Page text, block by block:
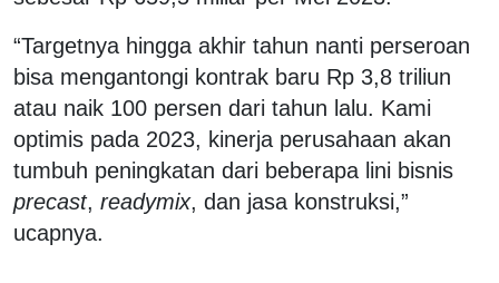
“Targetnya hingga akhir tahun nanti perseroan
bisa mengantongi kontrak baru Rp 3,8 triliun
atau naik 100 persen dari tahun lalu. Kami
optimis pada 2023, kinerja perusahaan akan
tumbuh peningkatan dari beberapa lini bisnis
precast, readymix, dan jasa konstruksi,”
ucapnya.